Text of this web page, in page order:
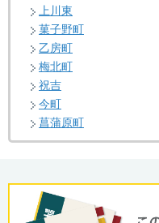
上川東
菓子野町
乙房町
梅北町
祝吉
今町
菖蒲原町